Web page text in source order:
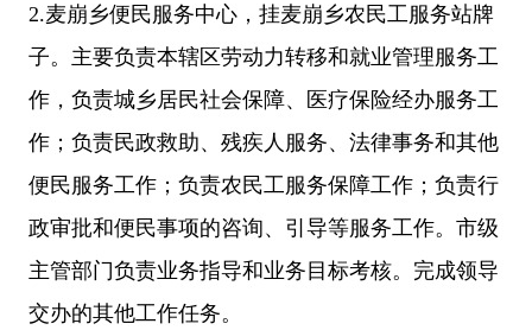
2.麦崩乡便民服务中心，挂麦崩乡农民工服务站牌
子。主要负责本辖区劳动力转移和就业管理服务工
作，负责城乡居民社会保障、医疗保险经办服务工
作；负责民政救助、残疾人服务、法律事务和其他
便民服务工作；负责农民工服务保障工作；负责行
政审批和便民事项的咨询、引导等服务工作。市级
主管部门负责业务指导和业务目标考核。完成领导
交办的其他工作任务。